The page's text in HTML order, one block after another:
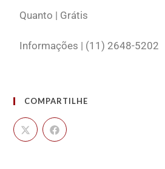
Quanto | Grátis
Informações | (11) 2648-5202
COMPARTILHE